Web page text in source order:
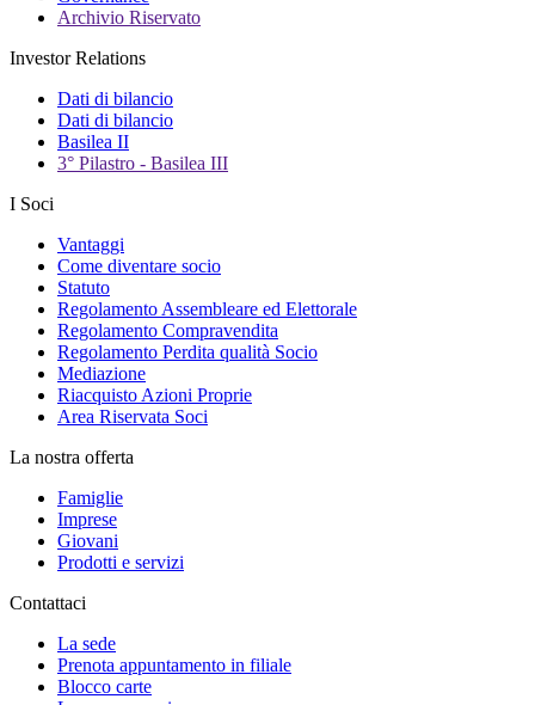
Archivio Riservato
Investor Relations
Dati di bilancio
Dati di bilancio
Basilea II
3° Pilastro - Basilea III
I Soci
Vantaggi
Come diventare socio
Statuto
Regolamento Assembleare ed Elettorale
Regolamento Compravendita
Regolamento Perdita qualità Socio
Mediazione
Riacquisto Azioni Proprie
Area Riservata Soci
La nostra offerta
Famiglie
Imprese
Giovani
Prodotti e servizi
Contattaci
La sede
Prenota appuntamento in filiale
Blocco carte